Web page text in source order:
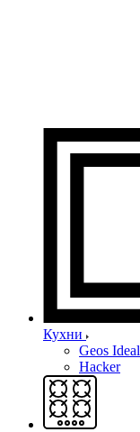
Кухни
Geos Ideal
Hacker